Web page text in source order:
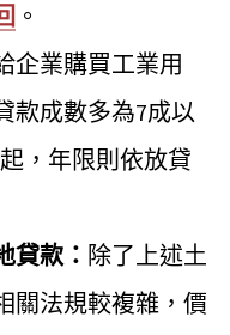
。
企業購買工業用
款成數多為7成以
，年限則依放貸
貸款： 除了上述土
關法規較複雜，價